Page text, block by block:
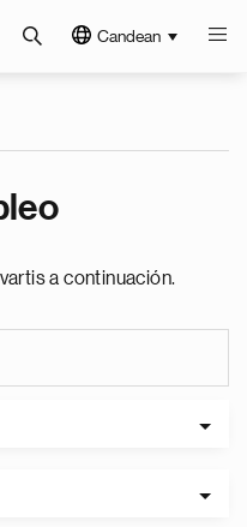
Candean
a continuación.